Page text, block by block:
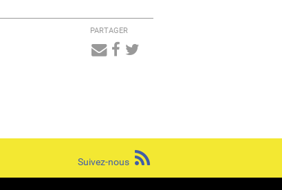
PARTAGER
Suivez-nous